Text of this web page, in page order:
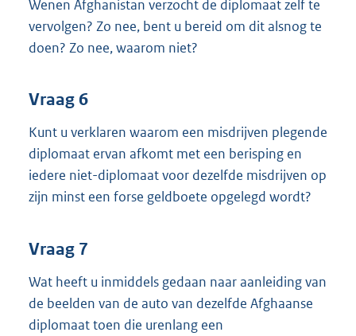
Wenen Afghanistan verzocht de diplomaat zelf te
vervolgen? Zo nee, bent u bereid om dit alsnog te
doen? Zo nee, waarom niet?
Vraag 6
Kunt u verklaren waarom een misdrijven plegende
diplomaat ervan afkomt met een berisping en
iedere niet-diplomaat voor dezelfde misdrijven op
zijn minst een forse geldboete opgelegd wordt?
Vraag 7
Wat heeft u inmiddels gedaan naar aanleiding van
de beelden van de auto van dezelfde Afghaanse
diplomaat toen die urenlang een